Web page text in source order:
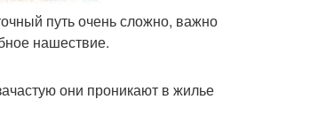
путь очень сложно, важно
нашествие.
они проникают в жилье